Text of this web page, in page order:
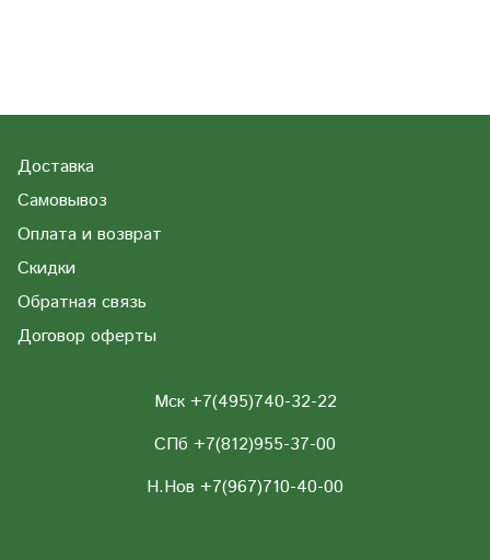
Доставка
Самовывоз
Оплата и возврат
Скидки
Обратная связь
Договор оферты
Мск +7(495)740-32-22
СПб +7(812)955-37-00
Н.Нов +7(967)710-40-00